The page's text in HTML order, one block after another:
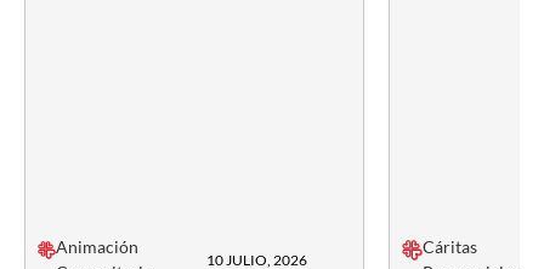
Animación
10 JULIO, 2026
Cáritas